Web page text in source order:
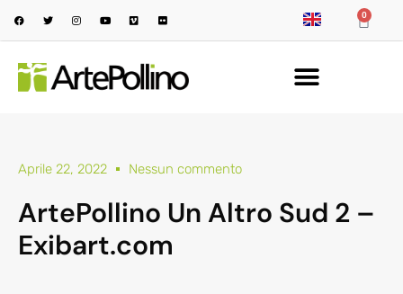
0
Aprile 22, 2022 Nessun commento
ArtePollino Un Altro Sud 2 –
Exibart.com